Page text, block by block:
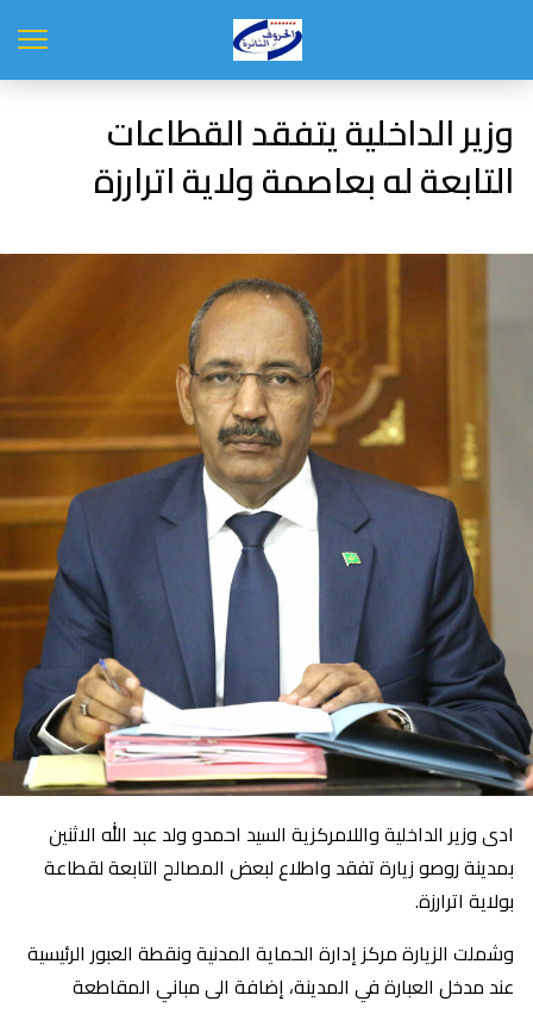
وزير الداخلية يتفقد القطاعات
التابعة له بعاصمة ولاية اترارزة
ادى وزير الداخلية واللامركزية السيد احمدو ولد عبد الله الاثنين
بمدينة روصو زيارة تفقد واطلاع لبعض المصالح التابعة لقطاعة
بولاية اترارزة.
وشملت الزيارة مركز إدارة الحماية المدنية ونقطة العبور الرئيسية
عند مدخل العبارة في المدينة، إضافة الى مباني المقاطعة